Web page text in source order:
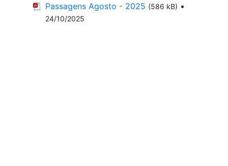
Passagens Agosto - 2025 (586 kB) •
24/10/2025